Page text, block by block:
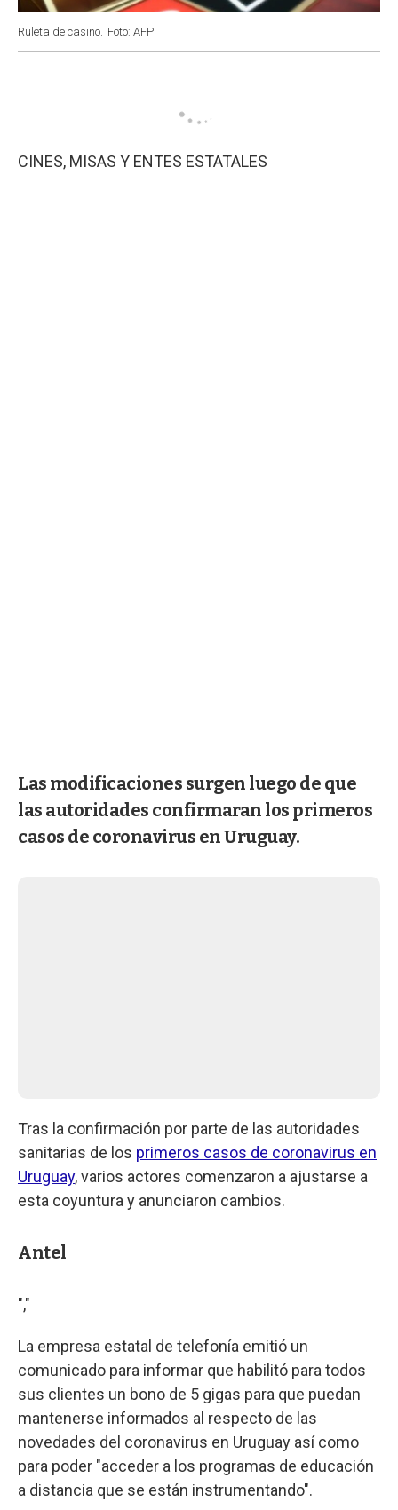
Ruleta de casino. Foto: AFP
CINES, MISAS Y ENTES ESTATALES
Las modificaciones surgen luego de que
las autoridades confirmaran los primeros
casos de coronavirus en Uruguay.
Tras la confirmación por parte de las autoridades
sanitarias de los primeros casos de coronavirus en
Uruguay, varios actores comenzaron a ajustarse a
esta coyuntura y anunciaron cambios.
Antel
","
La empresa estatal de telefonía emitió un
comunicado para informar que habilitó para todos
sus clientes un bono de 5 gigas para que puedan
mantenerse informados al respecto de las
novedades del coronavirus en Uruguay así como
para poder "acceder a los programas de educación
a distancia que se están instrumentando".